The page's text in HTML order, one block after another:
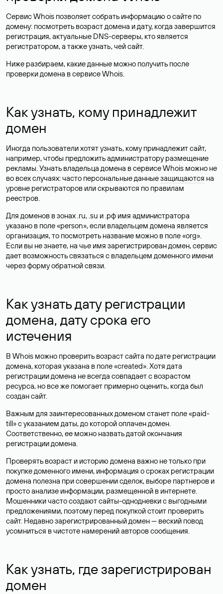
Сервис Whois позволяет собрать информацию о сайте по
домену: посмотреть возраст домена и дату, когда завершится
регистрация, актуальные DNS-серверы, кто является
регистратором, а также узнать, чей сайт.
Ниже разбираем, какие данные можно получить после
проверки домена в сервисе Whois.
Как узнать, кому принадлежит
домен
Иногда пользователи хотят узнать, кому принадлежит сайт,
например, чтобы предложить администратору размещение
рекламы. Узнать владельца домена в сервисе Whois можно не
во всех случаях: часто персональные данныезащищаются на
уровне регистраторов или скрываются по правилам
реестров.
Для доменов в зонах .ru, .su и .рф имя администратора
указано в поле «person», если владельцем домена является
организация, то посмотреть название можно в поле «org».
Если вы не знаете, на чье имя зарегистрирован домен, сервис
дает возможность связаться с владельцем доменного имени
через форму обратной связи.
Как узнать дату регистрации
домена, дату срока его
истечения
В Whois можно проверить возраст сайта по дате регистрации
домена, которая указана в поле «created». Хотя дата
регистрации домена не всегда совпадает с возрастом
ресурса, но все же помогает примерно оценить, когда был
создан сайт.
Важным для заинтересованных доменом станет поле «paid-
till» с указанием даты, до которой оплачен домен.
Соответственно, ее можно назвать датой окончания
регистрации домена.
Проверять возраст и историю домена важно не только при
покупке доменного имени, информация о сроках регистрации
домена полезна при совершении сделок, выборе партнеров и
просто анализе информации, размещенной в интернете.
Мошенники часто создают сайты-однодневки с выгодными
предложениями, поэтому перед покупкой стоит проверить
сайт. Недавно зарегистрированный домен — веский повод
усомниться в чистоте намерений авторов сообщения.
Как узнать, где зарегистрирован
домен